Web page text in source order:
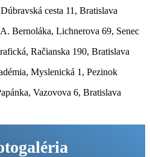
cesta 11, Bratislava
Bernoláka, Lichnerova 69, Senec
Račianska 190, Bratislava
Myslenická 1, Pezinok
Vazovova 6, Bratislava